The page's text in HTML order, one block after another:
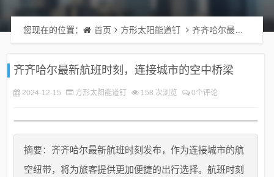
您现在的位置： 首页 方形太阳能道钉 齐齐哈尔最新航班时刻，连接城市的空中桥梁
齐齐哈尔最新航班时刻，连接城市的空中桥梁
2024-12-15 方形太阳能道钉 158 次浏览 0个评论
摘要：齐齐哈尔最新航班时刻发布，作为连接城市的航
空纽带，将为旅客提供更加便捷的出行选择。航班时刻